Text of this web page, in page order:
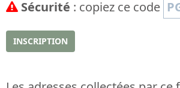
r
a
d
é
n
(
Sécurité : copiez ce code
INSCRIPTION